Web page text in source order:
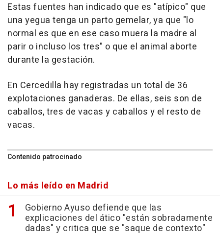
Estas fuentes han indicado que es "atípico" que
una yegua tenga un parto gemelar, ya que "lo
normal es que en ese caso muera la madre al
parir o incluso los tres" o que el animal aborte
durante la gestación.
En Cercedilla hay registradas un total de 36
explotaciones ganaderas. De ellas, seis son de
caballos, tres de vacas y caballos y el resto de
vacas.
Contenido patrocinado
Lo más leído en Madrid
Gobierno Ayuso defiende que las
explicaciones del ático "están sobradamente
dadas" y critica que se "saque de contexto"